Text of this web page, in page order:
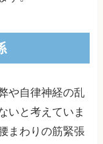
や自律神経の乱
いと考えていま
まわりの筋緊張